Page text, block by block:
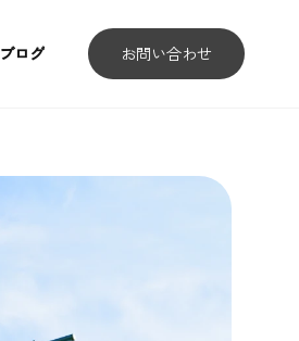
ブログ
お問い合わせ